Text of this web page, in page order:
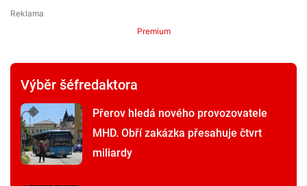
Premium
Výběr šéfredaktora
Přerov hledá nového provozovatele
MHD. Obří zakázka přesahuje čtvrt
miliardy